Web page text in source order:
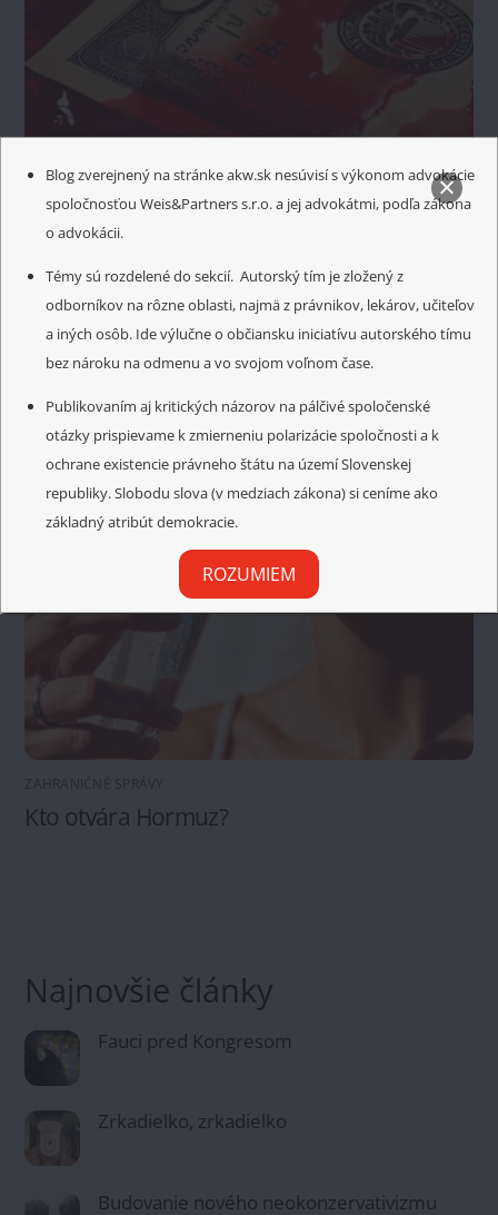
Blog zverejnený na stránke akw.sk nesúvisí s výkonom advokácie
spoločnosťou Weis&Partners s.r.o. a jej advokátmi, podľa zákona
o advokácii.
Témy sú rozdelené do sekcií. Autorský tím je zložený z
odborníkov na rôzne oblasti, najmä z právnikov, lekárov, učiteľov
a iných osôb. Ide výlučne o občiansku iniciatívu autorského tímu
bez nároku na odmenu a vo svojom voľnom čase.
Publikovaním aj kritických názorov na pálčivé spoločenské
otázky prispievame k zmierneniu polarizácie spoločnosti a k
ochrane existencie právneho štátu na území Slovenskej
republiky. Slobodu slova (v medziach zákona) si ceníme ako
základný atribút demokracie.
ROZUMIEM
ZAHRANIČNÉ SPRÁVY
Prečo končí Pax Americana?
ZAHRANIČNÉ SPRÁVY
Kto otvára Hormuz?
Najnovšie články
Fauci pred Kongresom
Zrkadielko, zrkadielko
Budovanie nového neokonzervativizmu